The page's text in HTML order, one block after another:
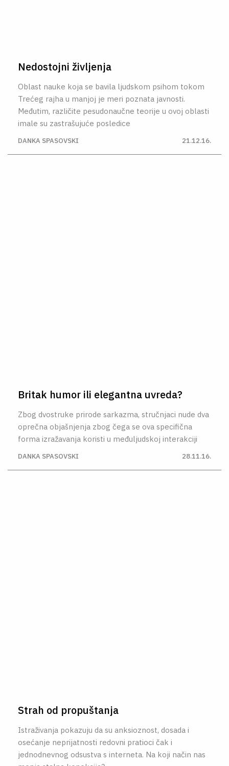
Nedostojni življenja
Oblast nauke koja se bavila ljudskom psihom tokom
Trećeg rajha u manjoj je meri poznata javnosti.
Međutim, različite pesudonaučne teorije u ovoj oblasti
imale su zastrašujuće posledice
DANKA SPASOVSKI 21.12.16.
Britak humor ili elegantna uvreda?
Zbog dvostruke prirode sarkazma, stručnjaci nude dva
oprečna objašnjenja zbog čega se ova specifična
forma izražavanja koristi u međuljudskoj interakciji
DANKA SPASOVSKI 28.11.16.
Strah od propuštanja
Istraživanja pokazuju da su anksioznost, dosada i
osećanje neprijatnosti redovni pratioci čak i
jednodnevnog odsustva s interneta. Na koji način nas